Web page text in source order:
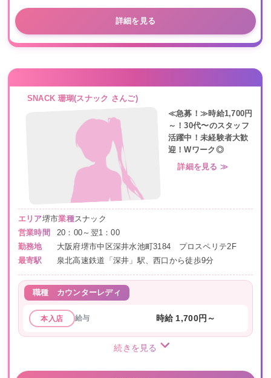
詳細を見る
SNACK 珊瑚(スナック さんご)
≪急募！≫時給1,700円
～！30代〜のスタッフ
活躍中！未経験者大歓
迎！Wワーク◎
詳細を見る ≫
エリア堺市業種スナック
営業時間
20：00～翌1：00
勤務地
大阪府堺市中区深井水池町3184 プロスペリテ2F
最寄駅
泉北高速鉄道「深井」駅、西口から徒歩9分
職種 カウンターレディ
本入店 給与 時給 1,700円～
続きを見る